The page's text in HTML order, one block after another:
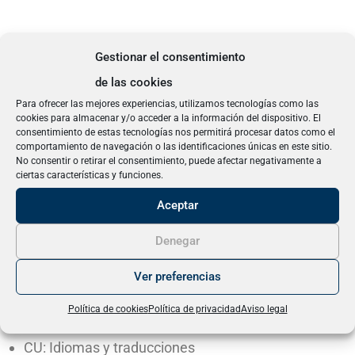
Gestionar el consentimiento
de las cookies
Para ofrecer las mejores experiencias, utilizamos tecnologías como las
cookies para almacenar y/o acceder a la información del dispositivo. El
consentimiento de estas tecnologías nos permitirá procesar datos como el
comportamiento de navegación o las identificaciones únicas en este sitio.
No consentir o retirar el consentimiento, puede afectar negativamente a
ciertas características y funciones.
Aceptar
Denegar
Ver preferencias
Política de cookiesPolítica de privacidadAviso legal
Contenidos y programa de la
microcredencial
Esta microcredencial universitaria se compone de los
Introducción y primeros pasos con la IA
Sistemas de chats basados en IA
¿Cómo generar prompts?
CU: Idiomas y traducciones